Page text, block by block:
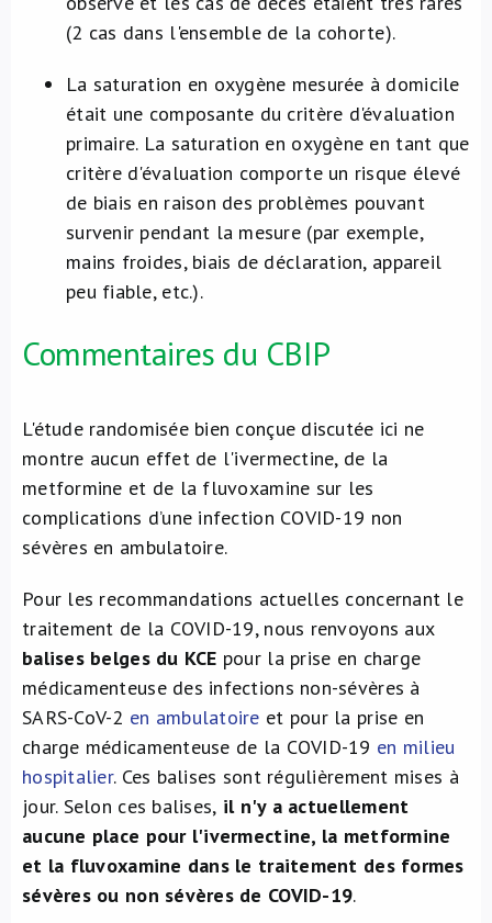
(2 cas dans l'ensemble de la cohorte).
La saturation en oxygène mesurée à domicile
était une composante du critère d'évaluation
primaire. La saturation en oxygène en tant que
critère d'évaluation comporte un risque élevé
de biais en raison des problèmes pouvant
survenir pendant la mesure (par exemple,
mains froides, biais de déclaration, appareil
peu fiable, etc.).
Commentaires du CBIP
L'étude randomisée bien conçue discutée ici ne
montre aucun effet de l'ivermectine, de la
metformine et de la fluvoxamine sur les
complications d’une infection COVID-19 non
sévères en ambulatoire.
Pour les recommandations actuelles concernant le
traitement de la COVID-19, nous renvoyons aux
balises belges du KCE pour la prise en charge
médicamenteuse des infections non-sévères à
SARS-CoV-2 en ambulatoire et pour la prise en
charge médicamenteuse de la COVID-19 en milieu
hospitalier. Ces balises sont régulièrement mises à
jour. Selon ces balises, il n'y a actuellement
aucune place pour l'ivermectine, la metformine
et la fluvoxamine dans le traitement des formes
sévères ou non sévères de COVID-19.